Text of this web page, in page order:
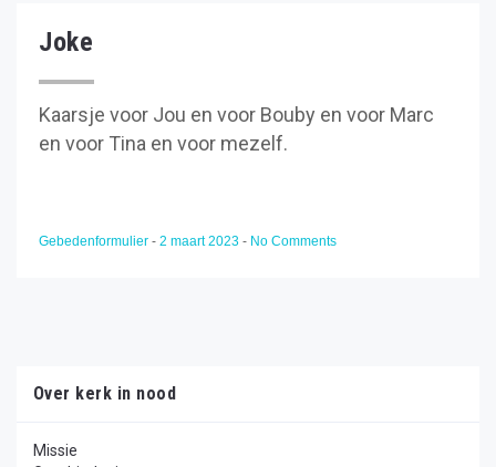
Joke
Kaarsje voor Jou en voor Bouby en voor Marc
en voor Tina en voor mezelf.
Gebedenformulier - 2 maart 2023 - No Comments
Over kerk in nood
Missie